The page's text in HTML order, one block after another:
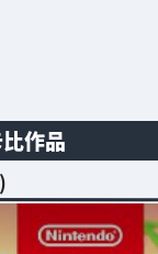
作品